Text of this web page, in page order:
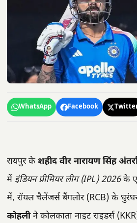
WhatsApp Facebook
रायपुर के शहीद वीर नारायण सिंह
में इंडियन प्रीमियर लीग (IPL) 2026के
में, रॉयल चैलेंजर्स बैंगलोर (RCB) के
कोहलीने कोलकाता नाइट राइडर्स